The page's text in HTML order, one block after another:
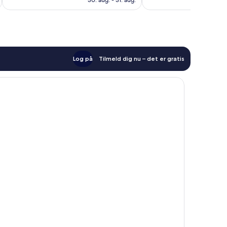
Log på Tilmeld dig nu – det er gratis